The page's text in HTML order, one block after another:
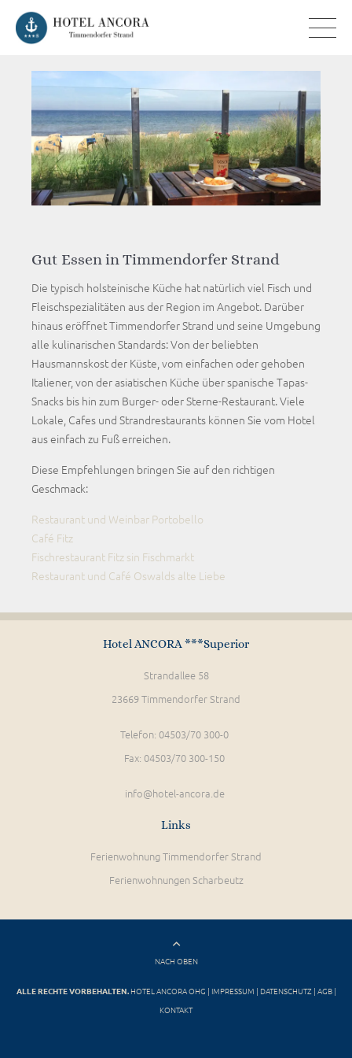
Gut Essen in Timmendorfer Strand
Die typisch holsteinische Küche hat natürlich viel Fisch und
Fleischspezialitäten aus der Region im Angebot. Darüber
hinaus eröffnet Timmendorfer Strand und seine Umgebung
alle kulinarischen Standards: Von der beliebten
Hausmannskost der Küste, vom einfachen oder gehoben
Italiener, von der asiatischen Küche über spanische Tapas-
Snacks bis hin zum Burger- oder Sterne-Restaurant. Viele
Lokale, Cafes und Strandrestaurants können Sie vom Hotel
aus einfach zu Fuß erreichen.
Diese Empfehlungen bringen Sie auf den richtigen
Geschmack:
Restaurant und Weinbar Portobello
Café Fitz
Fischrestaurant Fitz sin Fischmarkt
Restaurant und Café Oswalds alte Liebe
Hotel ANCORA ***Superior
Strandallee 58
23669 Timmendorfer Strand
Telefon: 04503/70 300-0
Fax: 04503/70 300-150
info@hotel-ancora.de
Links
Ferienwohnung Timmendorfer Strand
Ferienwohnungen Scharbeutz
NACH OBEN
ALLE RECHTE VORBEHALTEN. HOTEL ANCORA OHG | IMPRESSUM | DATENSCHUTZ| AGB|
KONTAKT